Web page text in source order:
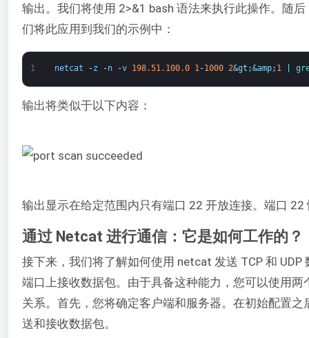
输出。我们将使用 2>&1 bash 语法来执行此操作。随
们将此应用到我们的示例中：
1 netcat -z -n -v 198.51.100.0 1-1000 2&gt;&amp; 1
输出将类似于以下内容：
输出显示在给定范围内只有端口 22 开放连接。端口 22
通过 Netcat 进行通信：它是如何工作的？
接下来，我们将了解如何使用 netcat 发送 TCP 和
端口上接收数据包。由于具备这种能力，您可以使用
关系。首先，您将确定客户端和服务器。在初始配置
送和接收数据包。